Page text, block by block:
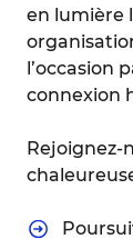
en lumière
l’occasion
connexion
Rejoignez-